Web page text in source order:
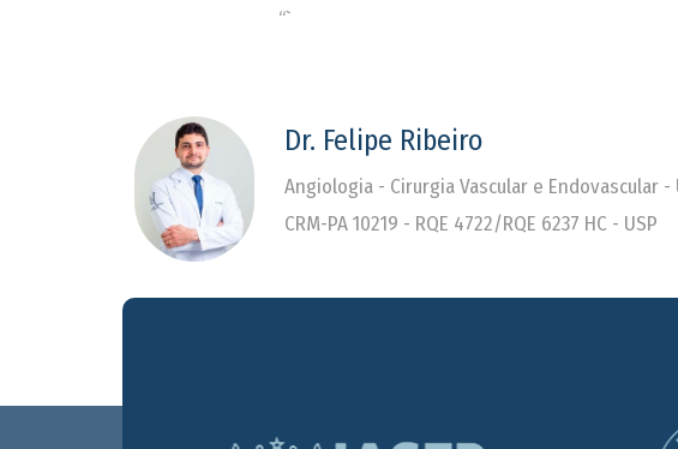
“`
Dr. Felipe Ribeiro
Angiologia - Cirurgia Vascular e Endovascular
CRM-PA 10219 - RQE 4722/RQE 6237 HC - USP